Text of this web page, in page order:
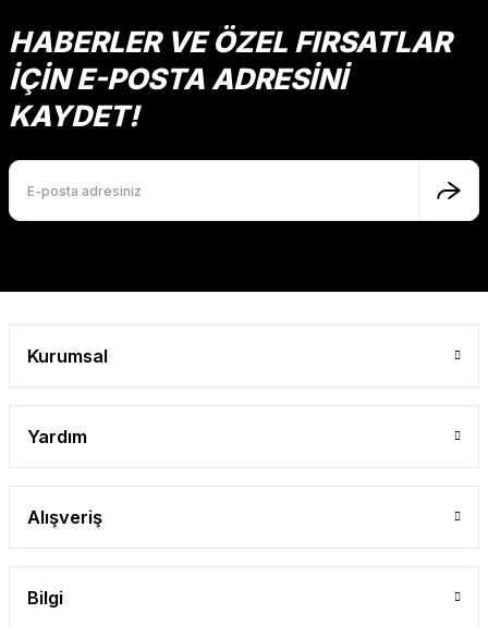
Ürün resmi kalitesiz, bozuk veya görüntülenemiyor.
Ürün açıklamasında eksik bilgiler bulunuyor.
Ürün fiyatı diğer sitelerden daha pahalı.
Bu ürüne benzer farklı alternatifler olmalı.
HABERLER VE ÖZEL FIRSATLAR
İÇİN E-POSTA ADRESİNİ
KAYDET!
Kurumsal
Yardım
Alışveriş
Bilgi